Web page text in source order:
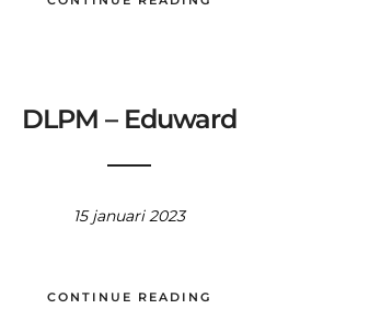
DLPM – Eduward
15 januari 2023
CONTINUE READING